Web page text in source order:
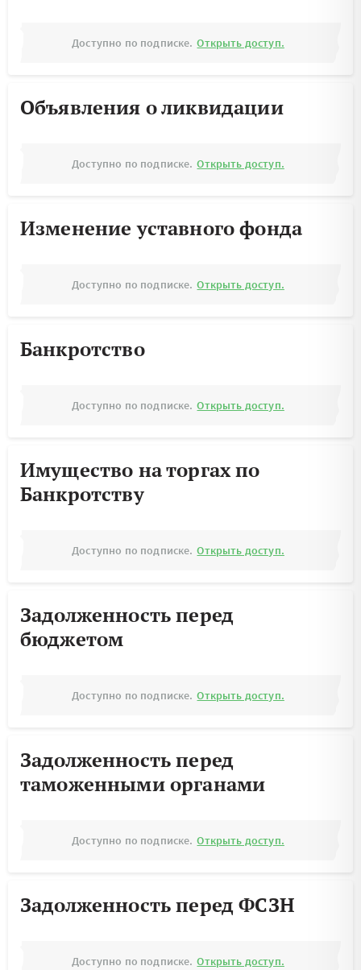
Доступно по подписке. Открыть доступ.
Объявления о ликвидации
Доступно по подписке. Открыть доступ.
Изменение уставного фонда
Доступно по подписке. Открыть доступ.
Банкротство
Доступно по подписке. Открыть доступ.
Имущество на торгах по
Банкротству
Доступно по подписке. Открыть доступ.
Задолженность перед
бюджетом
Доступно по подписке. Открыть доступ.
Задолженность перед
таможенными органами
Доступно по подписке. Открыть доступ.
Задолженность перед ФСЗН
Доступно по подписке. Открыть доступ.